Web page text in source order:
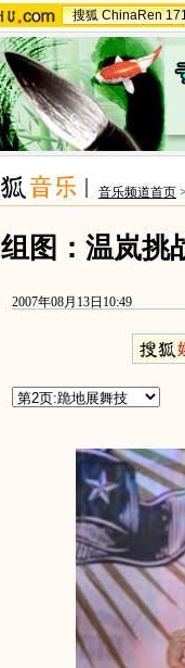
搜狐 ChinaRen
音乐频道首页 >
组图：温岚挑
2007年08月13日10:49